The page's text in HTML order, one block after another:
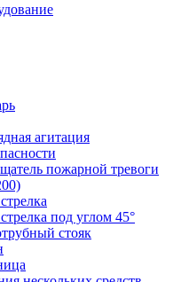
агитация
пожарной тревоги
под углом 45°
стояк